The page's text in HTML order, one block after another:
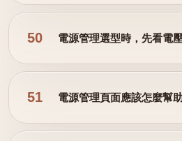
50 電源管理選型時，先看電
51 電源管理頁面應該怎麼幫